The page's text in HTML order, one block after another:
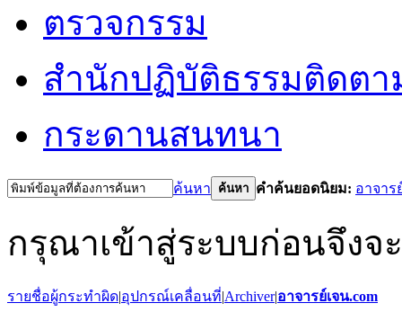
ตรวจกรรม
สำนักปฏิบัติธรรมติดต
กระดานสนทนา
ค้นหา ค้นหา คำค้นยอดนิยม: อาจาร
กรุณาเข้าสู่ระบบก่อนจึงจ
รายชื่อผู้กระทำผิด|อุปกรณ์เคลื่อนที่|Archiver|อาจารย์เจน.com